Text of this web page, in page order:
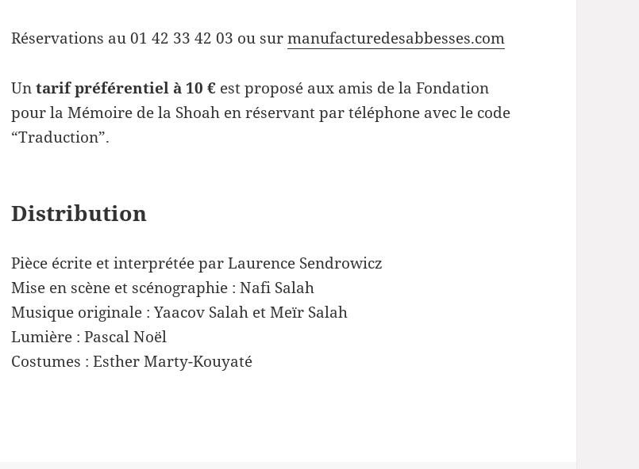
Réservations au 01 42 33 42 03 ou surmanufacturedesabbesses.com
Untarif préférentiel à 10 € est proposé aux amis de la Fondation
pour la Mémoire de la Shoah en réservant par téléphone avec le code
“Traduction”.
Distribution
Pièce écrite et interprétée par Laurence Sendrowicz
Mise en scène et scénographie : Nafi Salah
Musique originale : Yaacov Salah et Meïr Salah
Lumière : Pascal Noël
Costumes : Esther Marty-Kouyaté